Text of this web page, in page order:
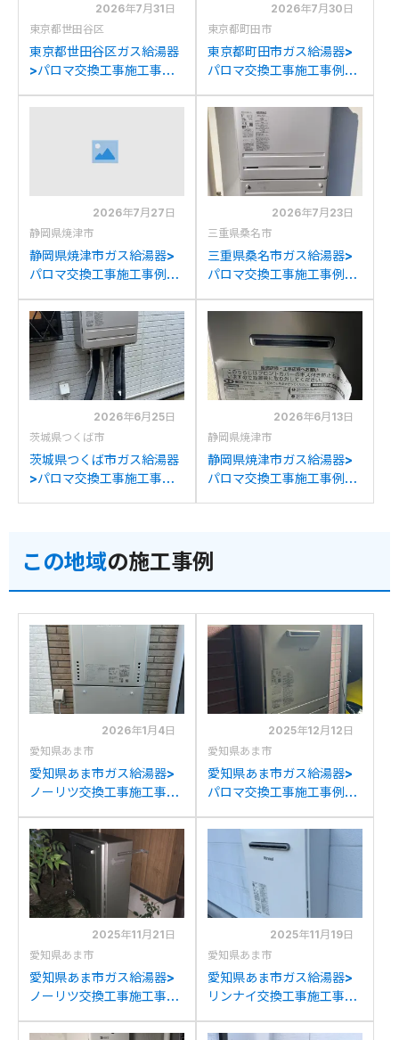
2026年7月31日
東京都世田谷区
東京都世田谷区ガス給湯器
>パロマ交換工事施工事
C2052SAWXからパロマ
2026年7月30日
東京都町田市
東京都町田市ガス給湯器>
パロマ交換工事施工事例：
からパロマFH-
E2022SAWLへの交換
2026年7月27日
静岡県焼津市
静岡県焼津市ガス給湯器>
パロマ交換工事施工事例：
E2008SAW(A)からパロマ
FH-E2022SAWLへの交換
2026年7月23日
三重県桑名市
三重県桑名市ガス給湯器>
パロマ交換工事施工事例：
K2001SAW(A)からパロマ
FH-E2022SAWLへの交換
2026年6月25日
茨城県つくば市
茨城県つくば市ガス給湯器
>パロマ交換工事施工事
2026年6月13日
静岡県焼津市
静岡県焼津市ガス給湯器>
パロマ交換工事施工事例：
この地域の施工事例
2026年1月4日
愛知県あま市
愛知県あま市ガス給湯器>
ノーリツ交換工事施工事
C2052SAWXからノーリ
ツGT-C2072SAW BLへの
交換
2025年12月12日
愛知県あま市
愛知県あま市ガス給湯器>
パロマ交換工事施工事例：
らパロマFH-2023SAW-1
への交換
2025年11月21日
愛知県あま市
愛知県あま市ガス給湯器>
ノーリツ交換工事施工事
1627ARXからノーリツ
2025年11月19日
愛知県あま市
愛知県あま市ガス給湯器>
リンナイ交換工事施工事
1618SAWからリンナイ